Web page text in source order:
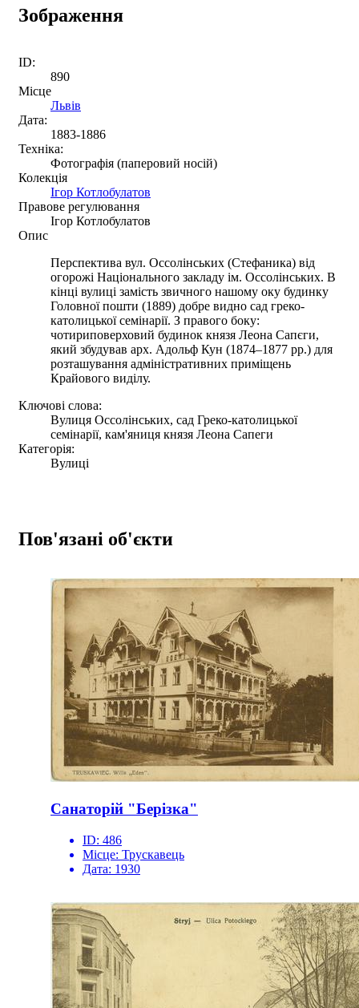
Зображення
ID:
890
Місце
Львів
Дата:
1883-1886
Техніка:
Фотографія (паперовий носій)
Колекція
Ігор Котлобулатов
Правове регулювання
Ігор Котлобулатов
Опис
Перспектива вул. Оссолінських (Стефаника) від
огорожі Національного закладу ім. Оссолінських. В
кінці вулиці замість звичного нашому оку будинку
Головної пошти (1889) добре видно сад греко-
католицької семінарії. З правого боку:
чотириповерховий будинок князя Леона Сапєги,
який збудував арх. Адольф Кун (1874–1877 рр.) для
розташування адміністративних приміщень
Крайового виділу.
Ключові слова:
Вулиця Оссолінських, сад Греко-католицької
семінарії, кам'яниця князя Леона Сапеги
Категорія:
Вулиці
Пов'язані об'єкти
Санаторій "Берізка"
ID: 486
Місце: Трускавець
Дата: 1930